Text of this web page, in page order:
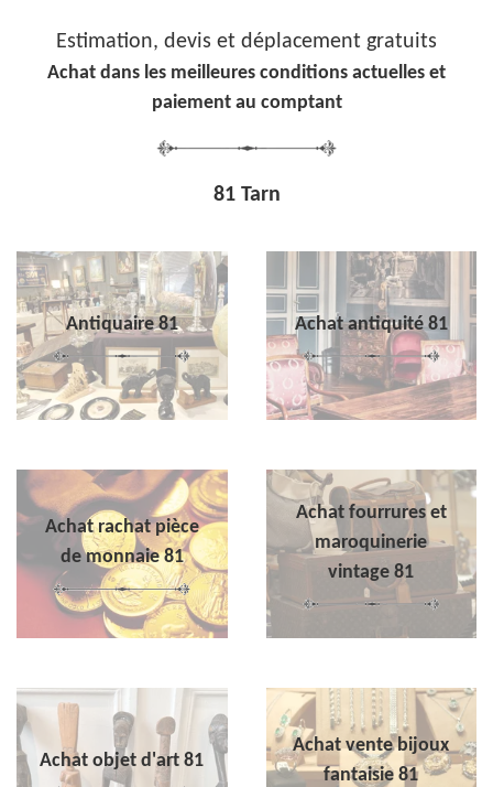
Estimation, devis et déplacement gratuits
Achat dans les meilleures conditions actuelles et
paiement au comptant
81 Tarn
Antiquaire 81 Achat antiquité 81
Achat rachat pièce
de monnaie 81
Achat fourrures et
maroquinerie
vintage 81
Achat objet d'art 81
Achat vente bijoux
fantaisie 81